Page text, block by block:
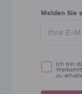
Melden Sie
Ich bin
zu